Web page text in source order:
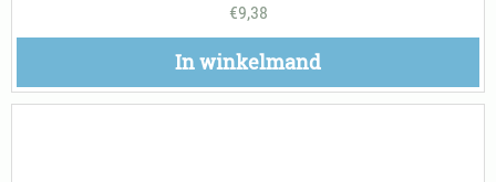
€9,38
In winkelmand